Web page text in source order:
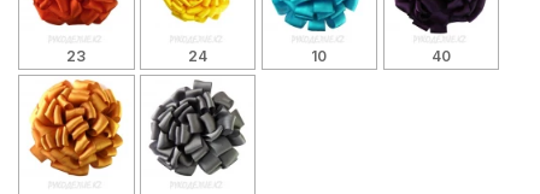
23 24 10 40